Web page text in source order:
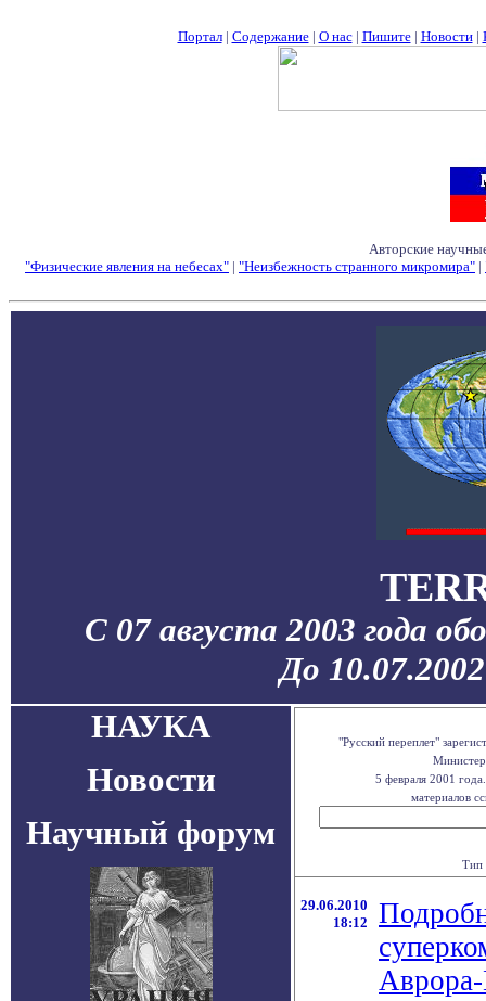
Портал| Содержание| О нас| Пишите| Новости|
Авторские
"Физические явления на небесах" | "Неизбежность странного микромира" |
С 07 августа 2003 года
До
НАУКА
Новости
Научный форум
"Русский переплет"
5 февраля 2001
материалов
Тип
29.06.2010
18:12